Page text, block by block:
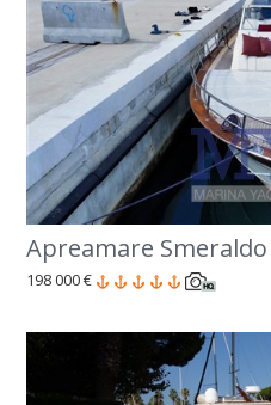
Apreamare Smeraldo
198 000 €